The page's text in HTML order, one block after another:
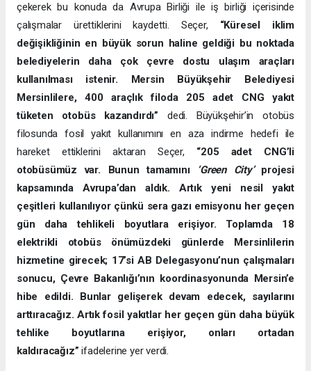
çekerek bu konuda da Avrupa Birliği ile iş birliği içerisinde
çalışmalar ürettiklerini kaydetti. Seçer, “Küresel iklim
değişikliğinin en büyük sorun haline geldiği bu noktada
belediyelerin daha çok çevre dostu ulaşım araçları
kullanılması istenir. Mersin Büyükşehir Belediyesi
Mersinlilere, 400 araçlık filoda 205 adet CNG yakıt
tüketen otobüs kazandırdı” dedi. Büyükşehir’in otobüs
filosunda fosil yakıt kullanımını en aza indirme hedefi ile
hareket ettiklerini aktaran Seçer, “205 adet CNG’li
otobüsümüz var. Bunun tamamını ‘Green City’projesi
kapsamında Avrupa’dan aldık. Artık yeni nesil yakıt
çeşitleri kullanılıyor çünkü sera gazı emisyonu her geçen
gün daha tehlikeli boyutlara erişiyor. Toplamda 18
elektrikli otobüs önümüzdeki günlerde Mersinlilerin
hizmetine girecek; 17’si AB Delegasyonu’nun çalışmaları
sonucu, Çevre Bakanlığı’nın koordinasyonunda Mersin’e
hibe edildi. Bunlar gelişerek devam edecek, sayılarını
arttıracağız. Artık fosil yakıtlar her geçen gün daha büyük
tehlike boyutlarına erişiyor, onları ortadan
kaldıracağız”ifadelerine yer verdi.